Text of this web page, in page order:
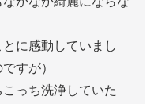
に感動していまし
すが）
っち洗浄していた